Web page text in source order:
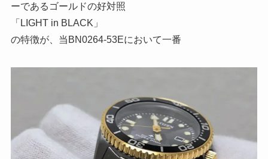
ーであるゴールドの好対照
「LIGHT in BLACK」
の特徴が、当BN0264-53Eにおいて一番